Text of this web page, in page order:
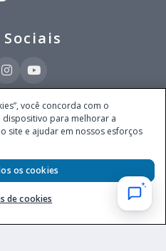
Sociais
LTDA (CNPJ 52.868.380/0001-84), com
nº 4.055, 3º andar, Itaim Bibi, no
CEP 04538-133, Brasil - empresa
da Fazenda, conforme Portaria nº
no DOU em 11.2.2025.
você concorda com o
dispositivo para melhorar a
site e ajudar em nossos esforços
de cookies
os cookies